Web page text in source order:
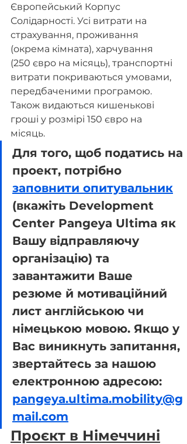
Європейський Корпус
Солідарності. Усі витрати на
страхування, проживання
(окрема кімната), харчування
(250 євро на місяць), транспортні
витрати покриваються умовами,
передбаченими програмою.
Також видаються кишенькові
гроші у розмірі 150 євро на
місяць.
Для того, щоб податись на
проект, потрібно
заповнити опитувальник
(вкажіть Development
Center Pangeya Ultima як
Вашу відправляючу
організацію) та
завантажити Ваше
резюме й мотиваційний
лист англійською чи
німецькою мовою. Якщо у
Вас виникнуть запитання,
звертайтесь за нашою
електронною адресою:
pangeya.ultima.mobility@g
mail.com
Проєкт в Німеччині